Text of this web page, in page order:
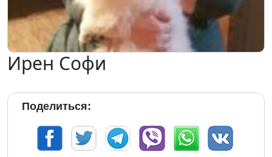
Ирен Софи
Поделиться: